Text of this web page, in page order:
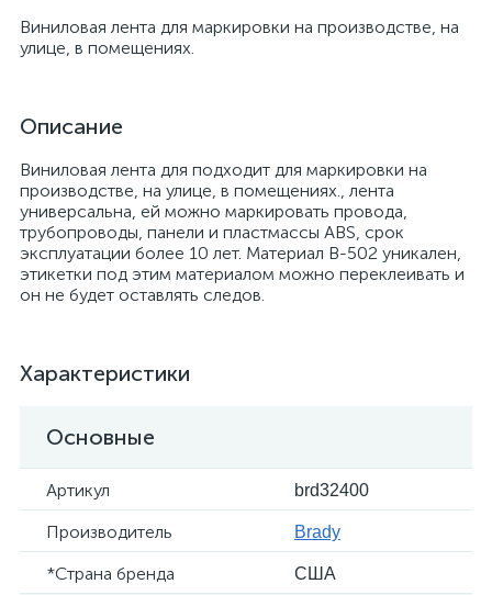
Виниловая лента для маркировки на производстве, на
улице, в помещениях.
Описание
Виниловая лента для подходит для маркировки на
производстве, на улице, в помещениях., лента
универсальна, ей можно маркировать провода,
трубопроводы, панели и пластмассы ABS, срок
эксплуатации более 10 лет. Материал B-502 уникален,
этикетки под этим материалом можно переклеивать и
он не будет оставлять следов.
Характеристики
Основные
Артикул brd32400
Производитель Brady
*Страна бренда США